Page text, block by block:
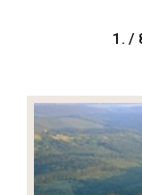
1. /